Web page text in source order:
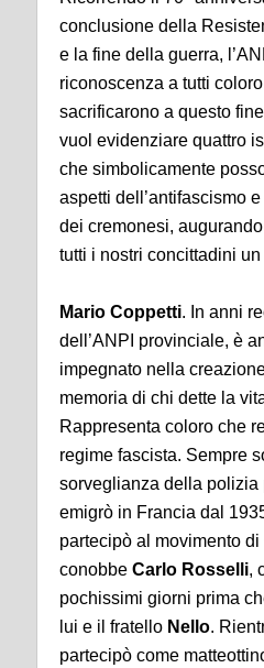
conclusione della
e la fine della guerra,
riconoscenza a tutti
sacrificarono a questo
vuol evidenziare quattro
che simbolicamente
aspetti dell’antifascismo
dei cremonesi,
tutti i nostri concittadini
Mario Coppetti. In anni
dell’ANPI provinciale, è
impegnato nella
memoria di chi dette la
Rappresenta coloro che
regime fascista. Sempre
sorveglianza della polizia
emigrò in Francia dal
partecipò al movimento
conobbe Carlo Rosselli,
pochissimi giorni prima
lui e il fratello Nello.
partecipò come